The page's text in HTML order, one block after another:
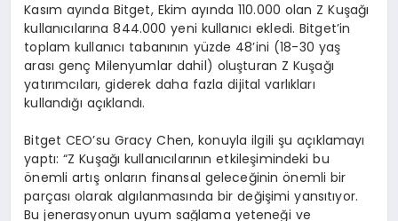
Kasım ayında Bitget, Ekim ayında 110.000 olan Z Kuşağı
kullanıcılarına 844.000 yeni kullanıcı ekledi. Bitget’in
toplam kullanıcı tabanının yüzde 48’ini (18-30 yaş
arası genç Milenyumlar dahil) oluşturan Z Kuşağı
yatırımcıları, giderek daha fazla dijital varlıkları
kullandığı açıklandı.
Bitget CEO’su Gracy Chen, konuyla ilgili şu açıklamayı
yaptı: “Z Kuşağı kullanıcılarının etkileşimindeki bu
önemli artış onların finansal geleceğinin önemli bir
parçası olarak algılanmasında bir değişimi yansıtıyor.
Bu jenerasyonun uyum sağlama yeteneği ve